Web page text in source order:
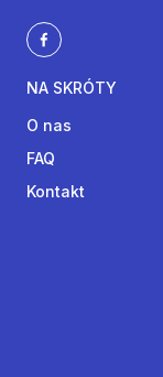
NA SKRÓTY
O nas
FAQ
Kontakt